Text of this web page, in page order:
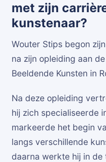
met zijn
kunstenaar?
Wouter Stips begon
na zijn opleiding aan
Beeldende Kunsten in
Na deze opleiding
hij zich specialiseerde
markeerde het begin
langs verschillende
daarna werkte hij in de